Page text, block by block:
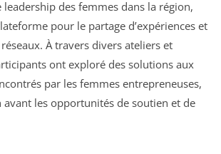
des femmes dans la région,
pour le partage d’expériences et
À travers divers ateliers et
ont exploré des solutions aux
par les femmes entrepreneuses,
les opportunités de soutien et de